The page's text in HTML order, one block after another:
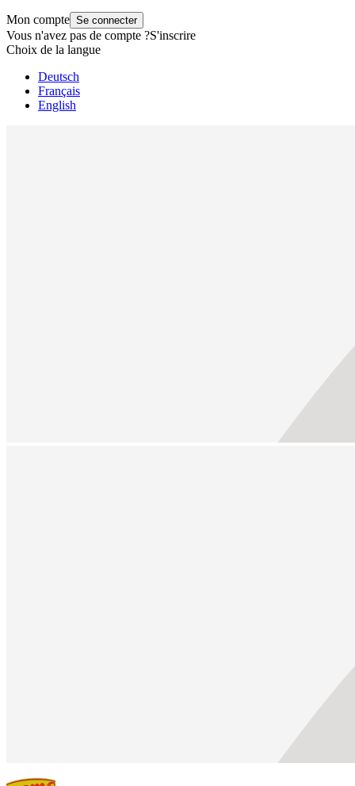
Mon compte Se connecter
Vous n'avez pas de compte ?S'inscrire
Choix de la langue
Deutsch
Français
English